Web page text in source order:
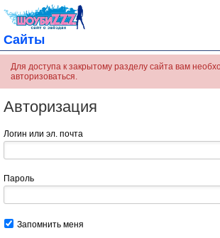
Сайты
Для доступа к закрытому разделу сайта вам
авторизоваться.
Авторизация
Логин или эл. почта
Пароль
Запомнить меня